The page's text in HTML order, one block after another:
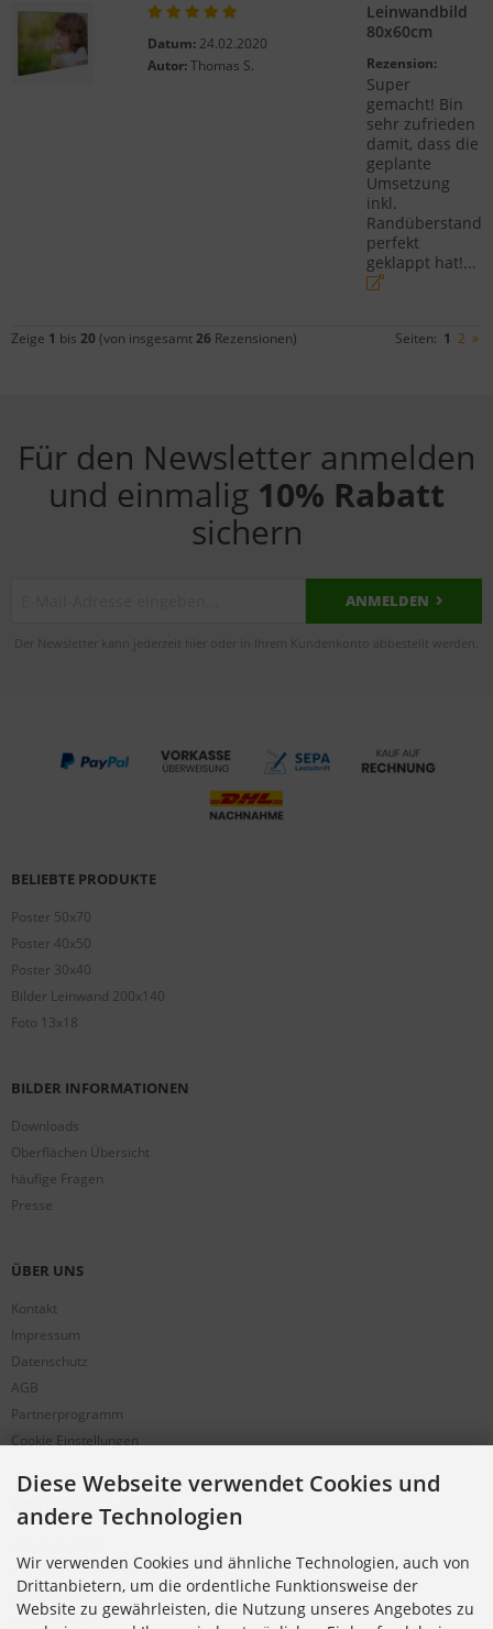
Datum: 24.02.2020
Autor:Thomas S.
Leinwandbild
80x60cm
Rezension:
Super
gemacht! Bin
sehr zufrieden
damit, dass die
geplante
Umsetzung
inkl.
Randüberstand
perfekt
geklappt hat!...
Zeige 1 bis 20 (von insgesamt 26 Rezensionen) Seiten: 1 2 »
Für den Newsletter anmelden
und einmalig 10% Rabatt
sichern
ANMELDEN
Der Newsletter kann jederzeit hier oder in Ihrem Kundenkonto abbestellt werden.
BELIEBTE PRODUKTE
Poster 50x70
Poster 40x50
Poster 30x40
Bilder Leinwand 200x140
Foto 13x18
BILDER INFORMATIONEN
Downloads
Oberflächen Übersicht
häufige Fragen
Presse
ÜBER UNS
Kontakt
Impressum
Datenschutz
AGB
Partnerprogramm
Cookie Einstellungen
BESTELLUNG & SERVICE
Alternative Bestellwege
Sicher Einkaufen
Widerrufsrecht
Diese Webseite verwendet Cookies und
andere Technologien
Wir verwenden Cookies und ähnliche Technologien, auch von
Drittanbietern, um die ordentliche Funktionsweise der
Website zu gewährleisten, die Nutzung unseres Angebotes zu